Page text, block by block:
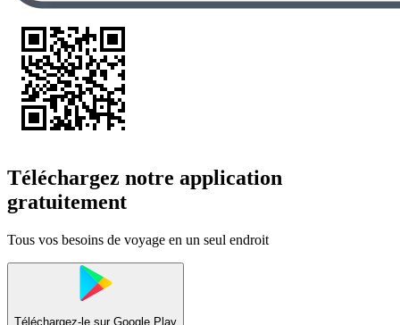
Téléchargez notre application
gratuitement
Tous vos besoins de voyage en un seul endroit
Téléchargez-le sur Google Play